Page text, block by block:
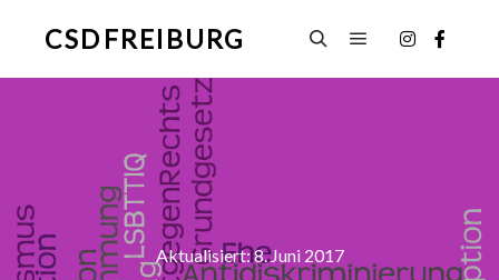
CSD FREIBURG
Aktualisiert:8. Juni 2017